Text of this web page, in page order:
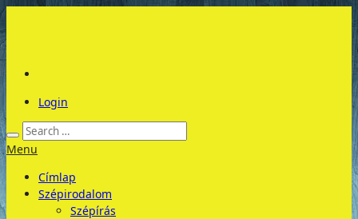
Login
Menu
Címlap
Szépirodalom
Szépírás